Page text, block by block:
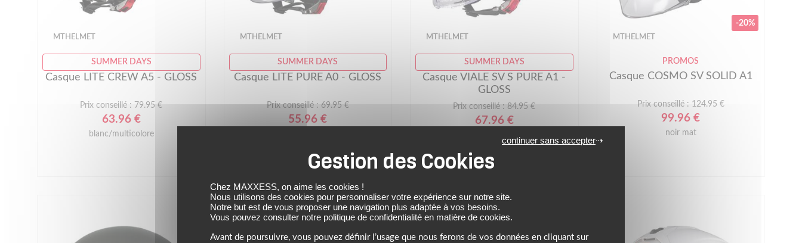
MTHELMET
SUMMER DAYS
Casque LITE CREW A5 - GLOSS
Prix conseillé : 79.95 €
63.96 €
blanc/multicolore
MTHELMET
SUMMER DAYS
Casque LITE PURE A0 - GLOSS
Prix conseillé : 69.95 €
55.96 €
MTHELMET
SUMMER DAYS
Casque VIALE SV S PURE A1 -
GLOSS
Prix conseillé : 84.95 €
67.96 €
-20%
MTHELMET
PROMOS
Casque COSMO SV SOLID A1
Prix conseillé : 124.95 €
99.96 €
noir mat
Chez MAXXESS, on aime les cookies !
Nous utilisons des cookies pour personnaliser votre expérience sur notre site.
Notre but est de vous proposer une navigation plus adaptée à vos besoins.
Vous pouvez consulter notre politique de confidentialité en matière de cookies.
Avant de poursuivre, vous pouvez définir l’usage que nous ferons de vos données en cliquant sur
continuer sans accepter